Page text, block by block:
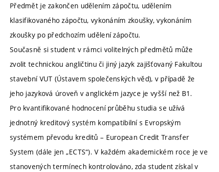
Předmět je zakončen udělením zápočtu, udělením
klasifikovaného zápočtu, vykonáním zkoušky, vykonáním
zkoušky po předchozím udělení zápočtu.
Současně si student v rámci volitelných předmětů může
zvolit technickou angličtinu či jiný jazyk zajišťovaný Fakultou
stavební VUT (Ústavem společenských věd), v případě že
jeho jazyková úroveň v anglickém jazyce je vyšší než B1.
Pro kvantifikované hodnocení průběhu studia se užívá
jednotný kreditový systém kompatibilní s Evropským
systémem převodu kreditů – European Credit Transfer
System (dále jen „ECTS“). V každém akademickém roce je ve
stanovených termínech kontrolováno, zda student získal v